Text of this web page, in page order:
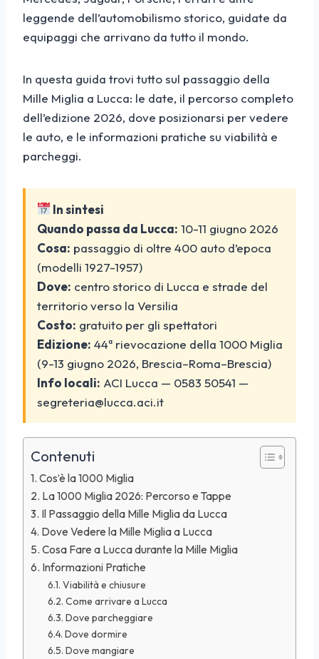
leggende dell’automobilismo storico, guidate da
equipaggi che arrivano da tutto il mondo.
In questa guida trovi tutto sul passaggio della
Mille Miglia a Lucca: le date, il percorso completo
dell’edizione 2026, dove posizionarsi per vedere
le auto, e le informazioni pratiche su viabilità e
parcheggi.
In sintesi
Quando passa da Lucca: 10-11 giugno 2026
Cosa: passaggio di oltre 400 auto d’epoca
(modelli 1927-1957)
Dove: centro storico di Lucca e strade del
territorio verso la Versilia
Costo: gratuito per gli spettatori
Edizione: 44ª rievocazione della 1000 Miglia
(9-13 giugno 2026, Brescia–Roma–Brescia)
Info locali: ACI Lucca — 0583 50541 —
segreteria@lucca.aci.it
Contenuti
Cos’è la 1000 Miglia
La 1000 Miglia 2026: Percorso e Tappe
Il Passaggio della Mille Miglia da Lucca
Dove Vedere la Mille Miglia a Lucca
Cosa Fare a Lucca durante la Mille Miglia
Informazioni Pratiche
Viabilità e chiusure
Come arrivare a Lucca
Dove parcheggiare
Dove dormire
Dove mangiare